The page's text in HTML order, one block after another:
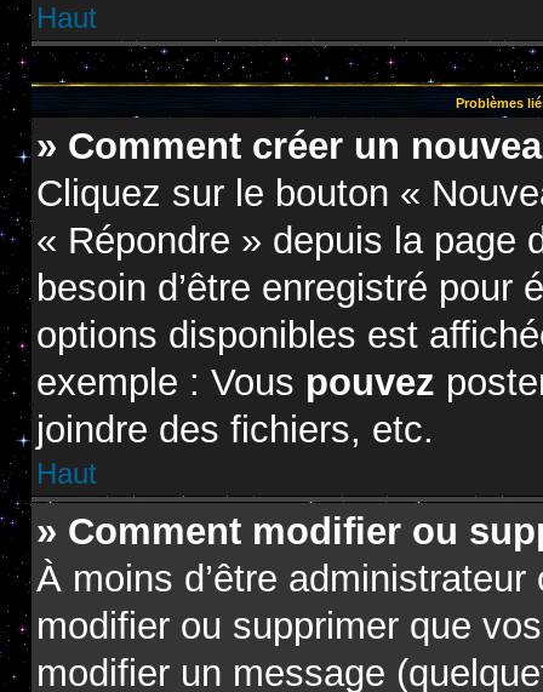
Haut
Problèmes
» Comment créer un
Cliquez sur le bouton «
« Répondre » depuis la page
besoin d’être enregistré
options disponibles est
exemple : Vous pouvez
joindre des fichiers, etc.
Haut
» Comment modifier ou
À moins d’être
modifier ou supprimer que
modifier un message